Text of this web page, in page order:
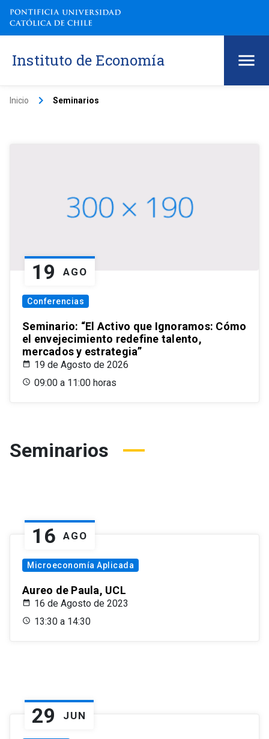
Instituto de Economía
Inicio keyboard_arrow_right Seminarios
19 AGO
Conferencias
Seminario: “El Activo que Ignoramos: Cómo
el envejecimiento redefine talento,
mercados y estrategia”
19 de Agosto de 2026
09:00 a 11:00 horas
Seminarios
16 AGO
Microeconomía Aplicada
Aureo de Paula, UCL
16 de Agosto de 2023
13:30 a 14:30
29 JUN